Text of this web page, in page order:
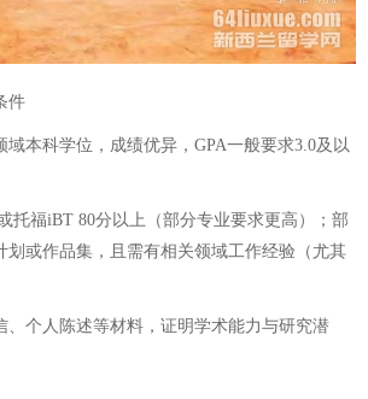
件
本科学位，成绩优异，GPA一般要求3.0及以
托福iBT 80分以上（部分专业要求更高）；部
划或作品集，且需有相关领域工作经验（尤其
、个人陈述等材料，证明学术能力与研究潜